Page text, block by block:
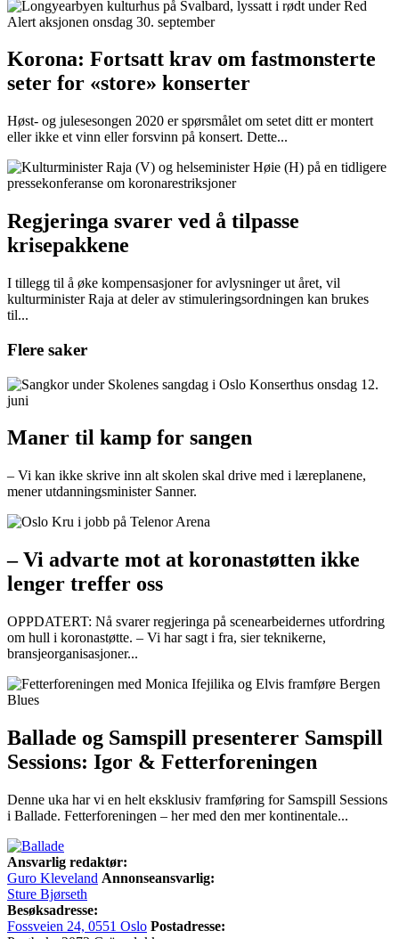
Korona: Fortsatt krav om fastmonsterte
seter for «store» konserter
Høst- og julesesongen 2020 er spørsmålet om setet ditt er montert
eller ikke et vinn eller forsvinn på konsert. Dette...
Regjeringa svarer ved å tilpasse
krisepakkene
I tillegg til å øke kompensasjoner for avlysninger ut året, vil
kulturminister Raja at deler av stimuleringsordningen kan brukes
til...
Flere saker
Maner til kamp for sangen
– Vi kan ikke skrive inn alt skolen skal drive med i læreplanene,
mener utdanningsminister Sanner.
– Vi advarte mot at koronastøtten ikke
lenger treffer oss
OPPDATERT: Nå svarer regjeringa på scenearbeidernes utfordring
om hull i koronastøtte. – Vi har sagt i fra, sier teknikerne,
bransjeorganisasjoner...
Ballade og Samspill presenterer Samspill
Sessions: Igor & Fetterforeningen
Denne uka har vi en helt eksklusiv framføring for Samspill Sessions
i Ballade. Fetterforeningen – her med den mer kontinentale...
Ansvarlig redaktør:
Guro Kleveland Annonseansvarlig:
Sture Bjørseth
Besøksadresse:
Fossveien 24, 0551 Oslo Postadresse: